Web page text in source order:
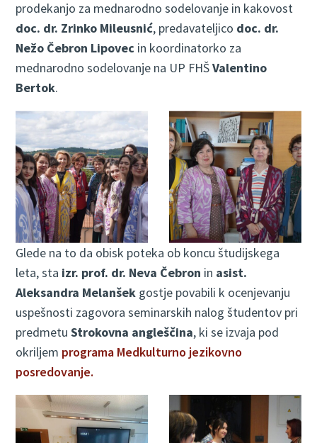
prodekanjo za mednarodno sodelovanje in kakovost
doc. dr. Zrinko Mileusnić, predavateljico doc. dr.
Nežo Čebron Lipovec in koordinatorko za
mednarodno sodelovanje na UP FHŠValentino
Bertok.
Glede na to da obisk poteka ob koncu študijskega
leta, sta izr. prof. dr. Neva Čebron in asist.
Aleksandra Melanšek gostje povabili k ocenjevanju
uspešnosti zagovora seminarskih nalog študentov pri
predmetuStrokovna angleščina, ki se izvaja pod
okriljem programa Medkulturno jezikovno
posredovanje.